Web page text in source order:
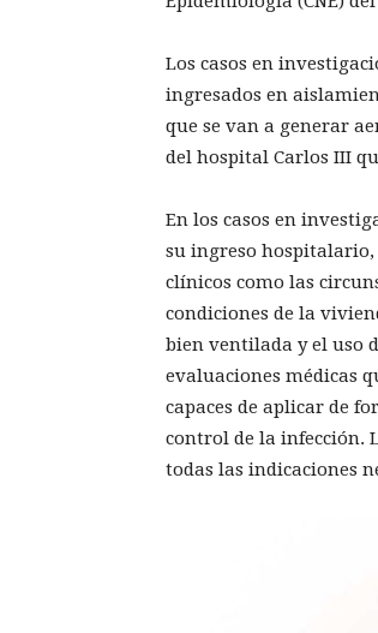
Los casos en
ingresados en
que se van a generar
del hospital Carlos III
En los casos en
su ingreso
clínicos como las
condiciones de la
bien ventilada y el uso
evaluaciones médicas
capaces de aplicar de
control de la infección.
todas las indicaciones